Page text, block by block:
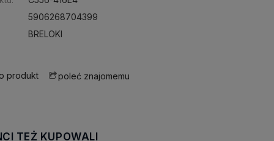
5906268704399
BRELOKI
produkt poleć znajomemu
TEŻ KUPOWALI